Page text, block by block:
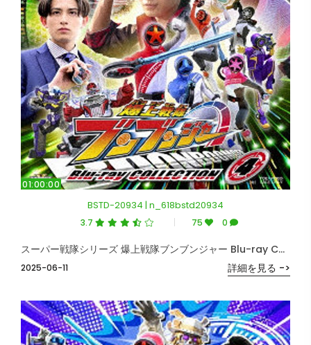
01:00:00
BSTD-20934 | n_618bstd20934
3.7 75 0
2025-06-11
スーパー戦隊シリーズ 爆上戦隊ブンブンジャー Blu-ray COLLECTION 4＜完＞ （ブルーレイディスク）
詳細を見る ->